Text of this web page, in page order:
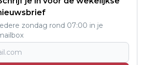
zondag rond 07:00 in je